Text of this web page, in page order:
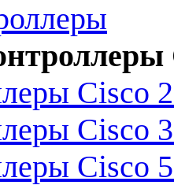
Cisco
Cisco
Cisco